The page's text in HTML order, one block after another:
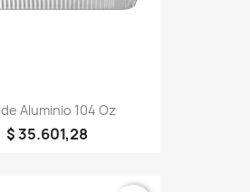
Aluminio 104 Oz
$ 35.601,28